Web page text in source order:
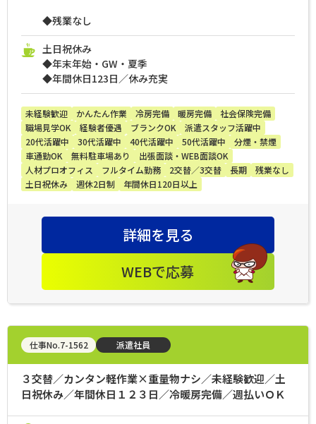
◆残業なし
土日祝休み
◆年末年始・GW・夏季
◆年間休日123日／休み充実
未経験歓迎 かんたん作業 冷房完備 暖房完備
社会保険完備
職場見学OK
経験者優遇 ブランクOK
派遣スタッフ活躍中
20代活躍中
30代活躍中 40代活躍中 50代活躍中
分煙・禁煙
車通勤OK
無料駐車場あり
出張面談・WEB面談OK
人材プロオフィス
フルタイム勤務 2交替／3交替 長期
残業なし
土日祝休み
週休2日制 年間休日120日以上
詳細を見る
WEBで応募
仕事No.7-1562 派遣社員
３交替／カンタン軽作業×重量物ナシ／未経験歓迎／土
日祝休み／年間休日１２３日／冷暖房完備／週払いＯＫ